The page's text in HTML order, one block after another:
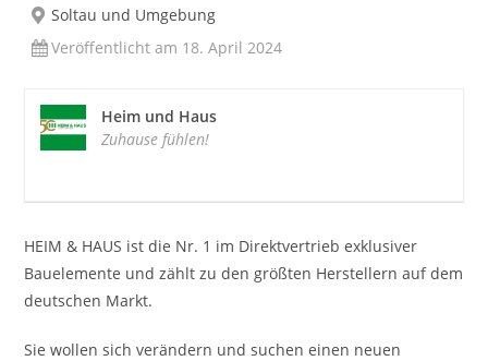
Soltau und Umgebung
Veröffentlicht am 18. April 2024
Heim und Haus
Zuhause fühlen!
HEIM & HAUS ist die Nr. 1 im Direktvertrieb exklusiver
Bauelemente und zählt zu den größten Herstellern auf dem
deutschen Markt.
Sie wollen sich verändern und suchen einen neuen